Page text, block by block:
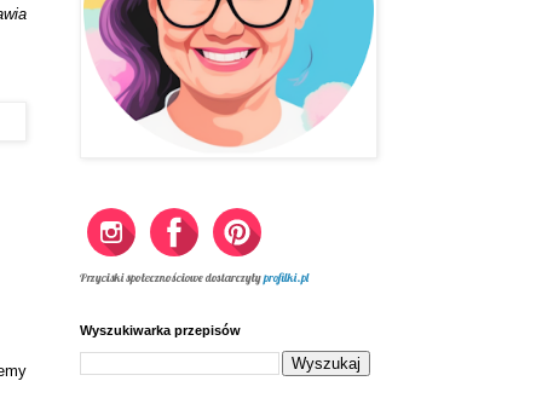
Przyciski społecznościowe dostarczyłyprofilki.pl
Wyszukiwarka przepisów